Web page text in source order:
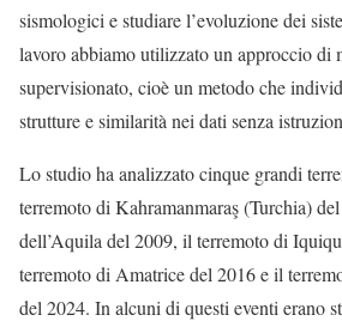
sismologici e studiare l’evoluzione dei
lavoro abbiamo utilizzato un approccio di
supervisionato, cioè un metodo che
strutture e similarità nei dati senza
Lo studio ha analizzato cinque grandi
terremoto di Kahramanmaraş (Turchia)
dell’Aquila del 2009, il terremoto di
terremoto di Amatrice del 2016 e il
del 2024. In alcuni di questi eventi erano